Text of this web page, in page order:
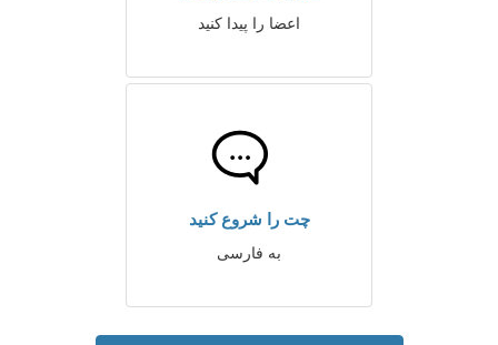
اعضا را پیدا کنید
چت را شروع کنید
به فارسی